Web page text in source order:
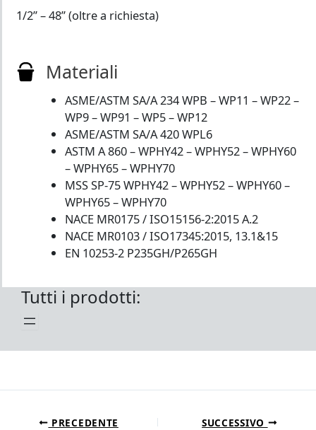
1/2” – 48” (oltre a richiesta)
Materiali
ASME/ASTM SA/A 234 WPB – WP11 – WP22 –
WP9 – WP91 – WP5 – WP12
ASME/ASTM SA/A 420 WPL6
ASTM A 860 – WPHY42 – WPHY52 – WPHY60
– WPHY65 – WPHY70
MSS SP-75 WPHY42 – WPHY52 – WPHY60 –
WPHY65 – WPHY70
NACE MR0175 / ISO15156-2:2015 A.2
NACE MR0103 / ISO17345:2015, 13.1&15
EN 10253-2 P235GH/P265GH
Tutti i prodotti:
PRECEDENTE SUCCESSIVO